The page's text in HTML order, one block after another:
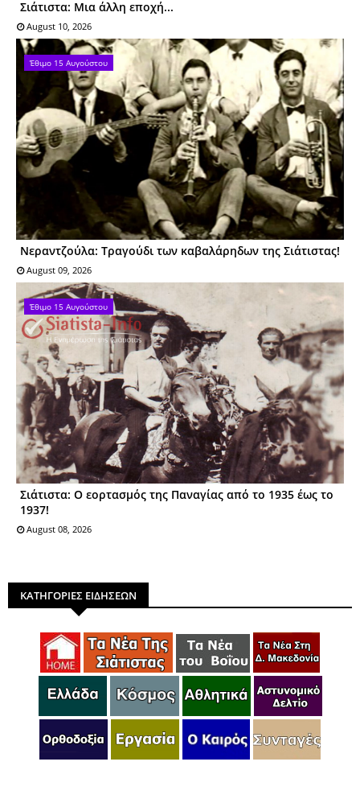
Σιάτιστα: Mια άλλη εποχή...
August 10, 2026
Έθιμο 15 Αυγούστου
Νεραντζούλα: Τραγούδι των καβαλάρηδων της Σιάτιστας!
August 09, 2026
Έθιμο 15 Αυγούστου
Σιάτιστα: Ο εορτασμός της Παναγίας από το 1935 έως το
1937!
August 08, 2026
ΚΑΤΗΓΟΡΙΕΣ ΕΙΔΗΣΕΩΝ